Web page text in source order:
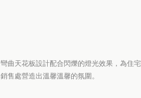
彎曲天花板設計配合閃爍的燈光效果，為住宅
銷售處營造出溫馨溫馨的氛圍。